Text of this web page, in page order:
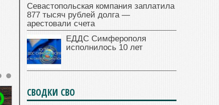
Севастопольская компания заплатила
877 тысяч рублей долга —
арестовали счета
ЕДДС Симферополя
исполнилось 10 лет
СВОДКИ СВО